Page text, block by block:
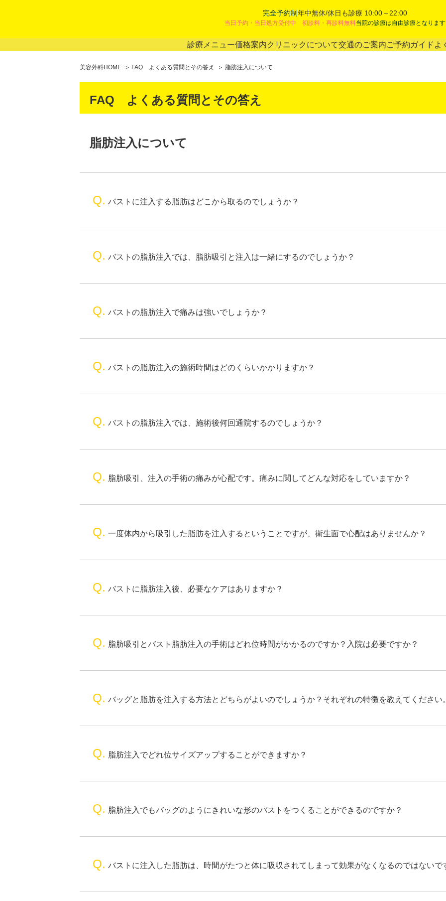
完全予約制年中無休/休日も診療 10:00～22:00
当日予約・当日処方受付中 初診料・再診料無料当院の診療は自由診療となります
診療メニュー価格案内クリニックについて交通のご案内ご予約ガイド よ
美容外科HOME FAQ よくある質問とその答え 脂肪注入について
FAQ よくある質問とその答え
脂肪注入について
Q. バストに注入する脂肪はどこから取るのでしょうか？
Q. バストの脂肪注入では、脂肪吸引と注入は一緒にするのでしょうか？
Q. バストの脂肪注入で痛みは強いでしょうか？
Q. バストの脂肪注入の施術時間はどのくらいかかりますか？
Q. バストの脂肪注入では、施術後何回通院するのでしょうか？
Q. 脂肪吸引、注入の手術の痛みが心配です。痛みに関してどんな対応をしていますか？
Q. 一度体内から吸引した脂肪を注入するということですが、衛生面で心配はありませんか？
Q. バストに脂肪注入後、必要なケアはありますか？
Q. 脂肪吸引とバスト脂肪注入の手術はどれ位時間がかかるのですか？入院は必要ですか？
Q. バッグと脂肪を注入する方法とどちらがよいのでしょうか？それぞれの特徴を教えてください。
Q. 脂肪注入でどれ位サイズアップすることができますか？
Q. 脂肪注入でもバッグのようにきれいな形のバストをつくることができるのですか？
Q. バストに注入した脂肪は、時間がたつと体に吸収されてしまって効果がなくなるのではないで